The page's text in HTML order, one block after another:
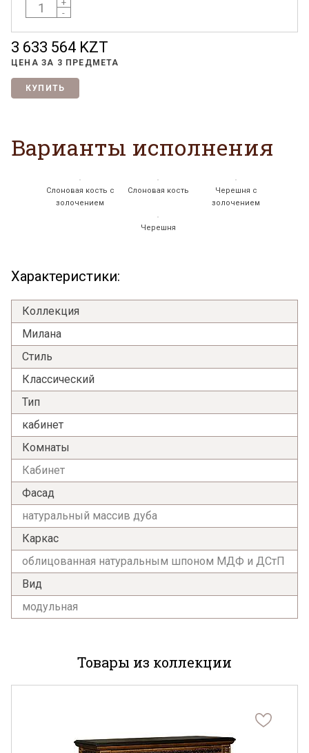
обработки персональных данных и
согласен на их обработку.
+
-
3 633 564 KZT
КУПИТЬ
ЦЕНА ЗА 3 ПРЕДМЕТА
Варианты исполнения
Слоновая кость с
золочением
Слоновая кость
Черешня с
золочением
Черешня
Характеристики:
Коллекция
Милана
Стиль
Классический
Тип
кабинет
Комнаты
Кабинет
Фасад
натуральный массив дуба
Каркас
облицованная натуральным шпоном МДФ и ДСтП
Вид
модульная
Товары из коллекции